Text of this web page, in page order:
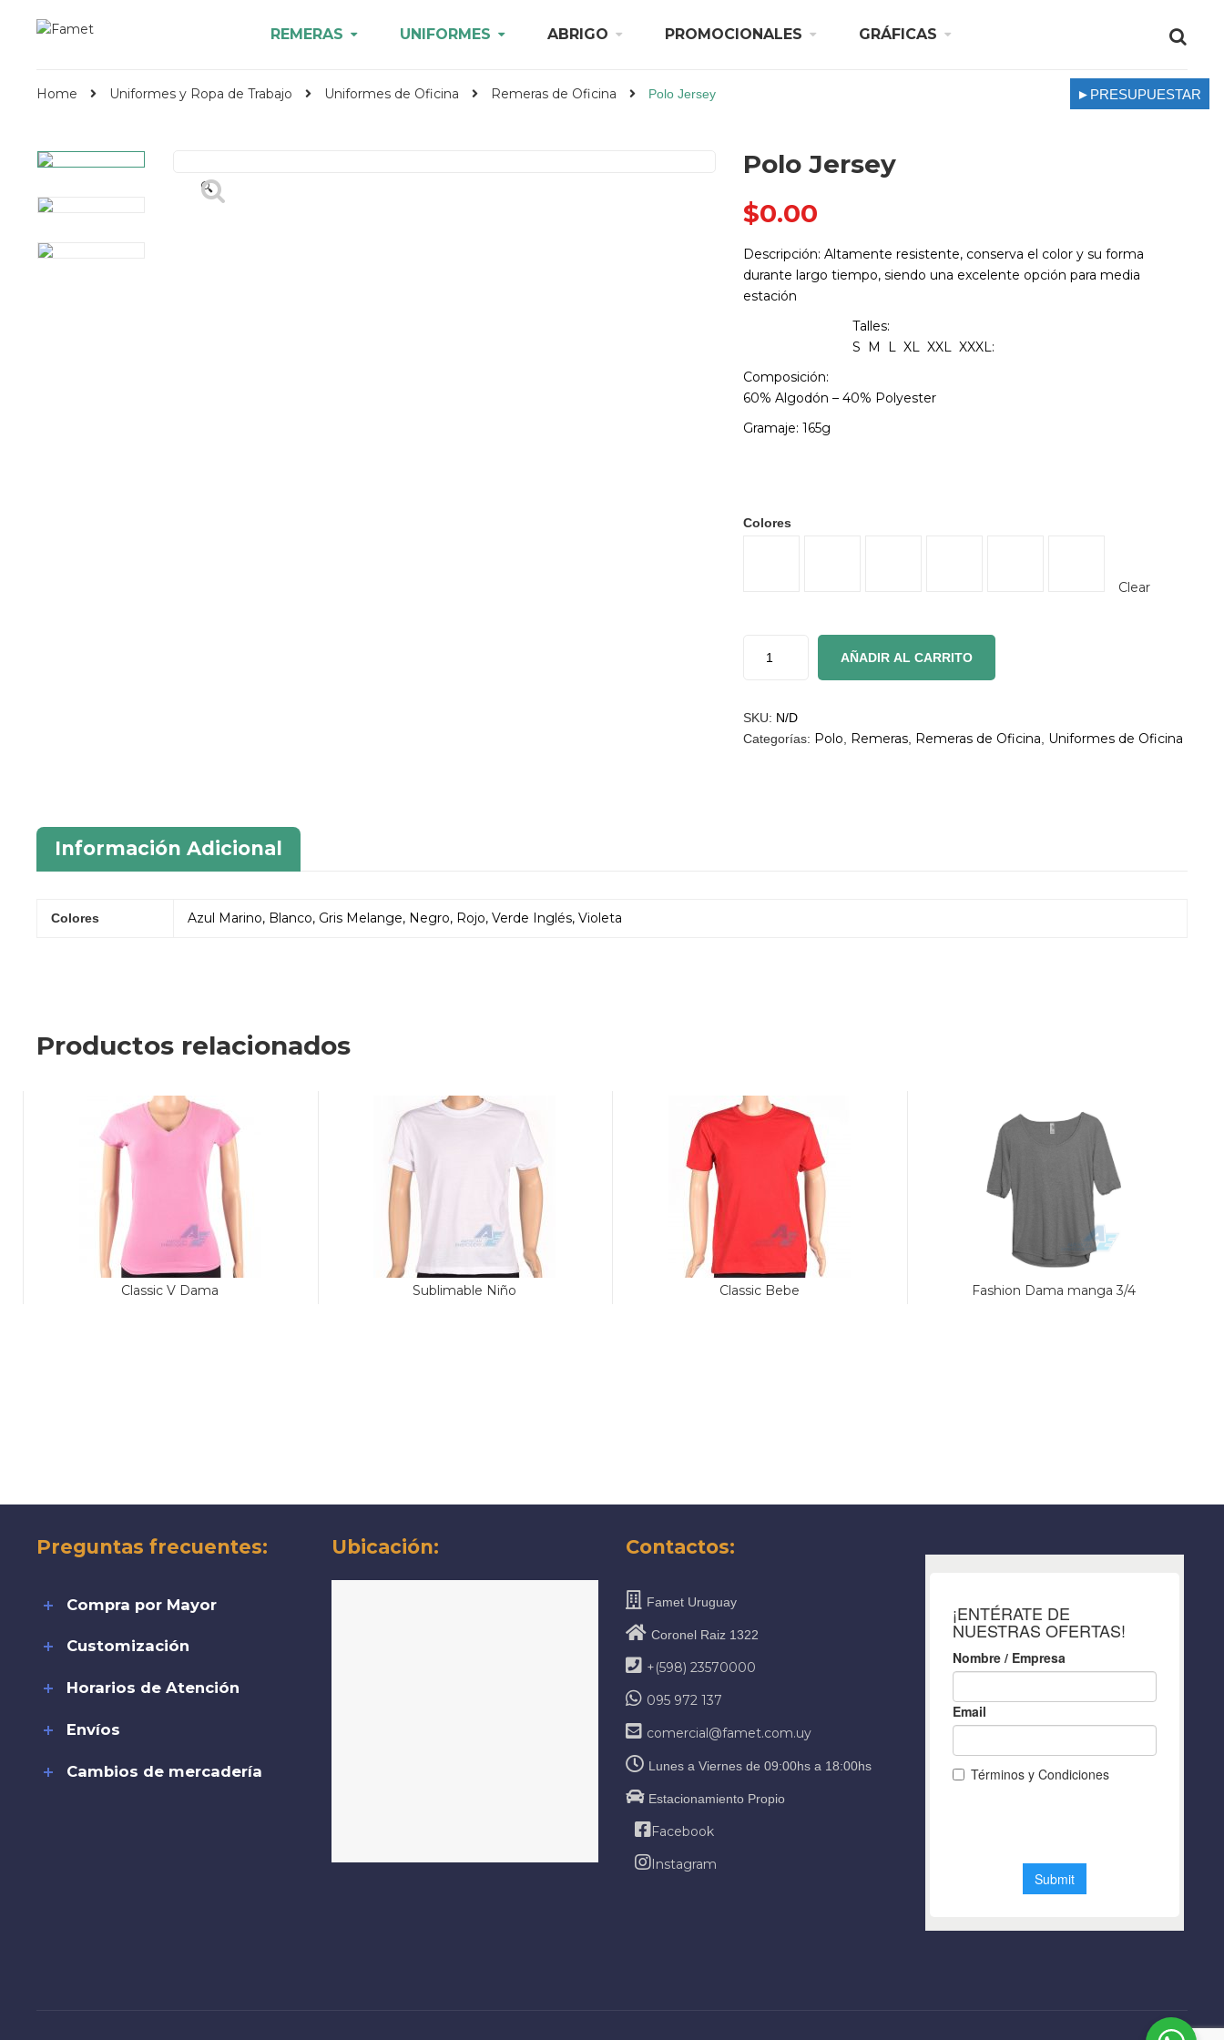
REMERAS UNIFORMES ABRIGO PROMOCIONALES GRÁFICAS
Home Uniformes y Ropa de Trabajo Uniformes de Oficina Remeras de Oficina Polo Jersey
🔍
Polo Jersey
$0.00
Descripción:Altamente resistente, conserva el color y su forma
durante largo tiempo, siendo una excelente opción para media
estación
Talles:
S M L XL XXL XXXL:
Composición:
60% Algodón – 40% Polyester
Gramaje: 165g
Colores
Clear
AÑADIR AL CARRITO
SKU: N/D
Categorías: Polo Remeras Remeras de Oficina Uniformes de Oficina
Información Adicional
Colores Azul Marino, Blanco, Gris Melange, Negro, Rojo, Verde Inglés, Violeta
Productos relacionados
Classic V Dama Sublimable Niño Classic Bebe Fashion Dama manga 3/4
►PRESUPUESTAR
Preguntas frecuentes:
Compra por Mayor
Customización
Horarios de Atención
Envíos
Cambios de mercadería
Ubicación: Contactos:
Famet Uruguay
Coronel Raiz 1322
+(598) 23570000
095 972 137
comercial@famet.com.uy
Lunes a Viernes de 09:00hs a 18:00hs
Estacionamiento Propio
Facebook
Instagram